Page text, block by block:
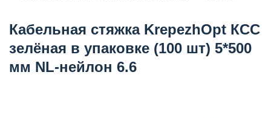
Кабельная стяжка KrepezhOpt КСС
зелёная в упаковке (100 шт) 5*500
мм NL-нейлон 6.6